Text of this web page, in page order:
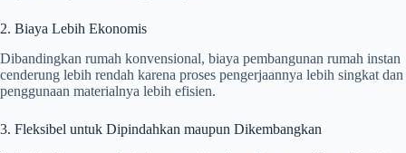
2. Biaya Lebih Ekonomis
Dibandingkan rumah konvensional, biaya pembangunan rumah instan
cenderung lebih rendah karena proses pengerjaannya lebih singkat dan
penggunaan materialnya lebih efisien.
3. Fleksibel untuk Dipindahkan maupun Dikembangkan